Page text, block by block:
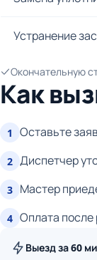
Устранение
Окончательную
Как
1 Оставьте
2 Диспетчер
3 Мастер
4 Оплата после
Выезд за 60